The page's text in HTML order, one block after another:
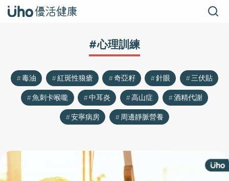
#心理訓練
毒油 紅斑性狼瘡 奇亞籽 針眼
三伏貼
魚刺卡喉嚨
中耳炎 高山症
酒精代謝
安寧病房
周邊靜脈營養